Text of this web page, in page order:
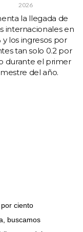
2026
la llegada de
internacionales en
y los ingresos por
tan solo 0.2 por
durante el primer
del año.
ciento
buscamos